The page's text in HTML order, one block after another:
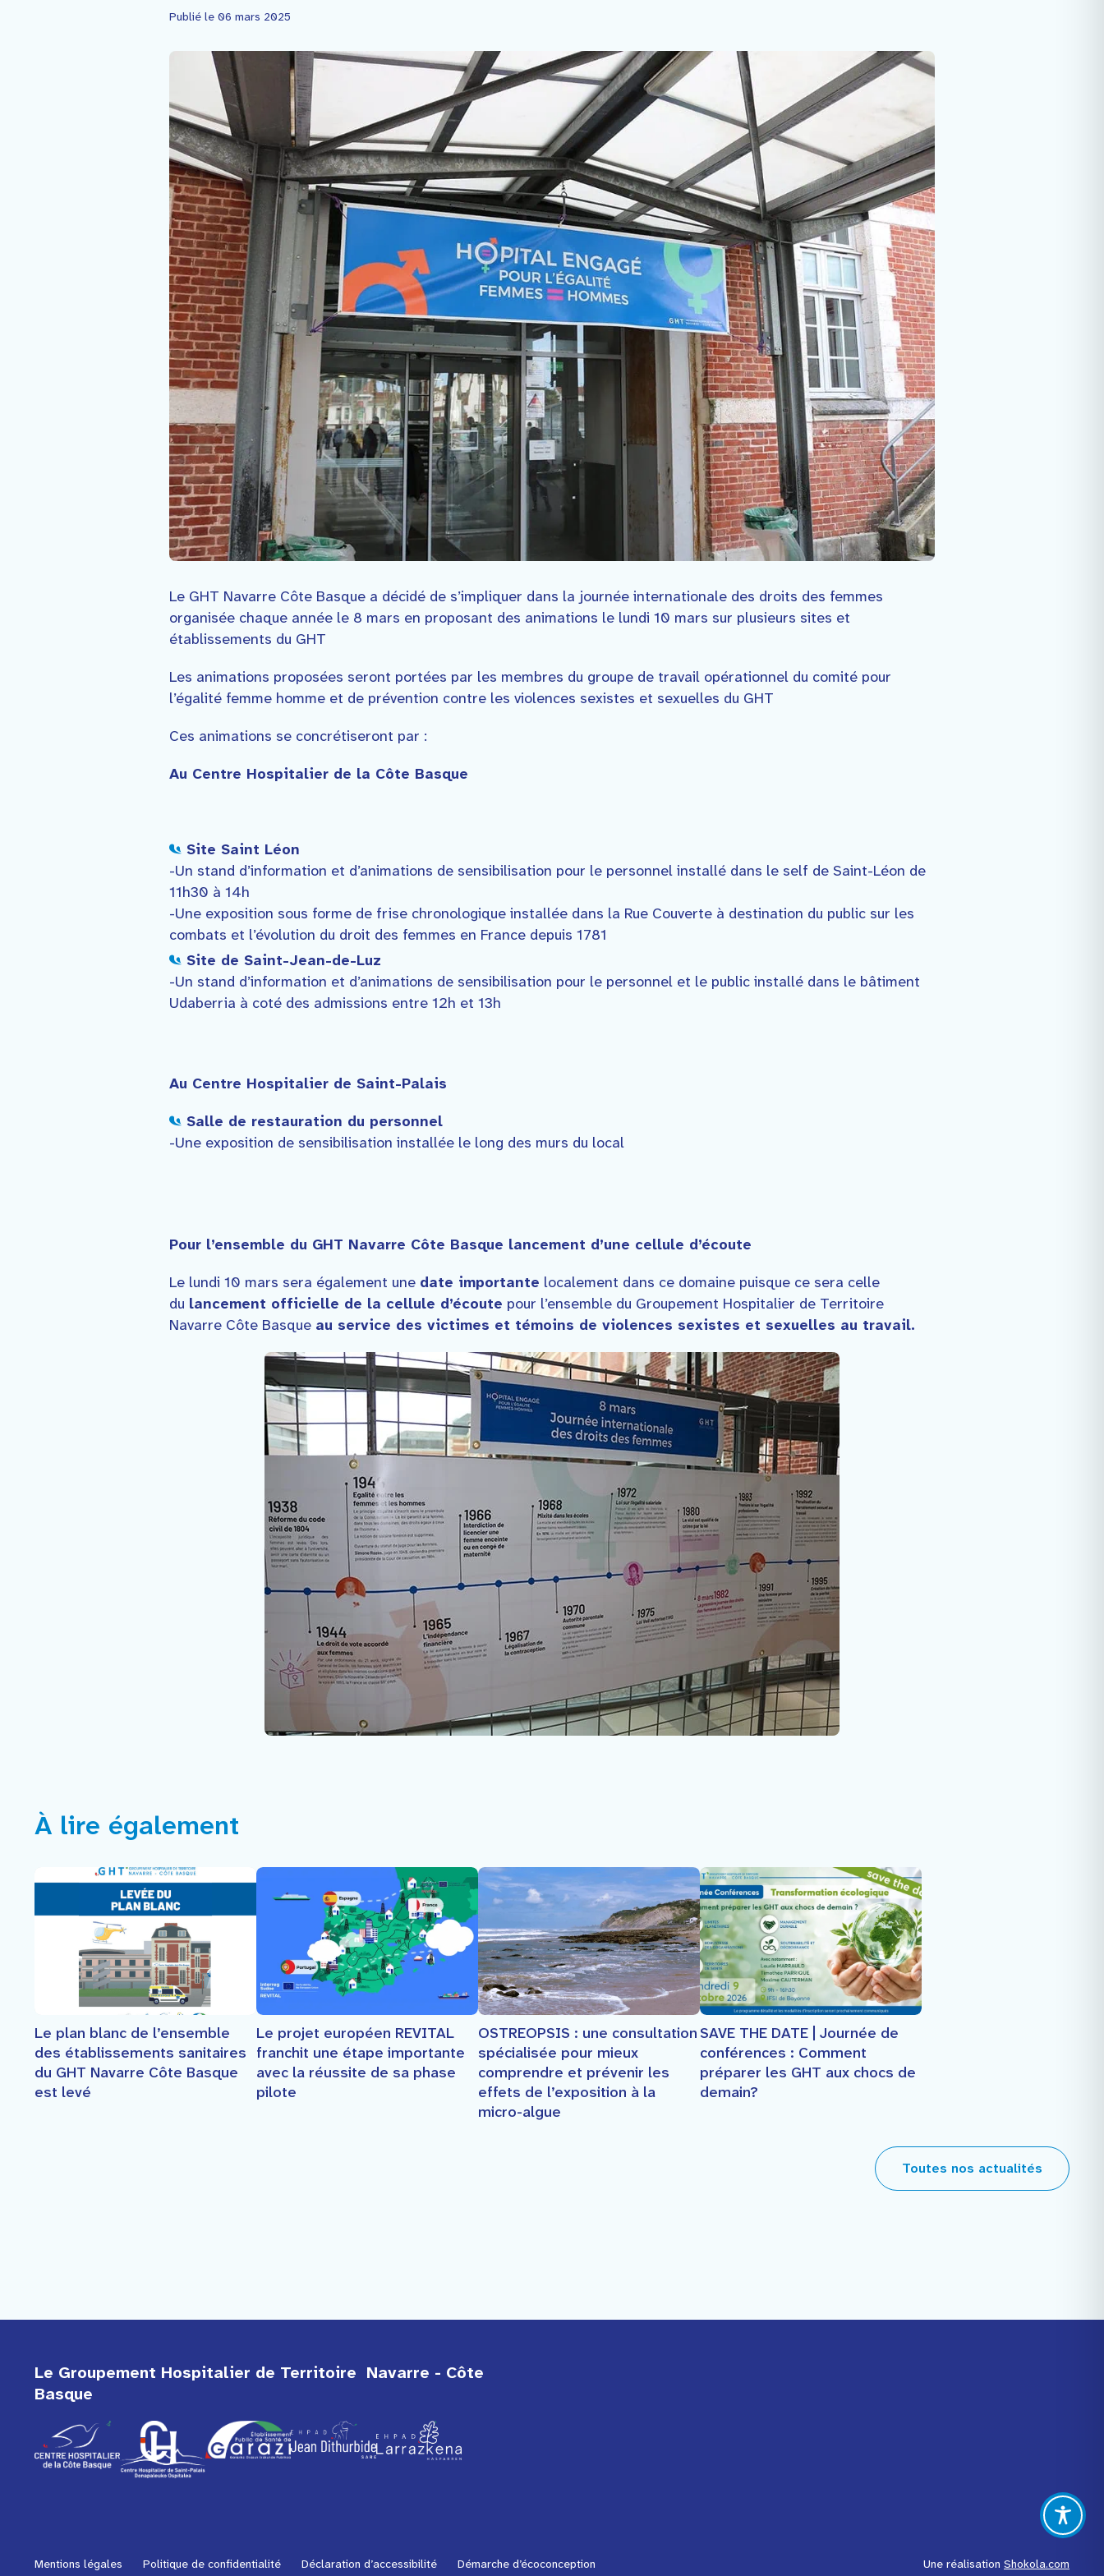
Publié le 06 mars 2025
Le GHT Navarre Côte Basque a décidé de s’impliquer dans la journée internationale des droits des femmes
organisée chaque année le 8 mars en proposant des animations le lundi 10 mars sur plusieurs sites et
établissements du GHT
Les animations proposées seront portées par les membres du groupe de travail opérationnel du comité pour
l’égalité femme homme et de prévention contre les violences sexistes et sexuelles du GHT​
Ces animations se concrétiseront par :
Au Centre Hospitalier de la Côte Basque
Site Saint Léon
-Un stand d’information et d’animations de sensibilisation pour le personnel installé dans le self de Saint-Léon de
11h30 à 14h
-Une exposition sous forme de frise chronologique installée dans la Rue Couverte à destination du public sur les
combats et l’évolution du droit des femmes en France depuis 1781
Site de Saint-Jean-de-Luz
-Un stand d’information et d’animations de sensibilisation pour le personnel et le public installé dans le bâtiment
Udaberria à coté des admissions entre 12h et 13h
Au Centre Hospitalier de Saint-Palais
Salle de restauration​ du personnel
-Une exposition de sensibilisation installée le long des murs du local
Pour l’ensemble du GHT Navarre Côte Basque lancement d’une cellule d’écoute
Le lundi 10 mars sera également une date importante localement dans ce domaine puisque ce sera celle
du lancement officielle de la cellule d’écoute pour l’ensemble du Groupement Hospitalier de Territoire
Navarre Côte Basque au service des victimes et témoins de violences sexistes et sexuelles au travail.
À lire également
Le plan blanc de l’ensemble
des établissements sanitaires
du GHT Navarre Côte Basque
est levé
Le projet européen REVITAL
franchit une étape importante
avec la réussite de sa phase
pilote
OSTREOPSIS : une consultation
spécialisée pour mieux
comprendre et prévenir les
effets de l’exposition à la
micro-algue
SAVE THE DATE | Journée de
conférences : Comment
préparer les GHT aux chocs de
demain?
Toutes nos actualités
Le Groupement Hospitalier de Territoire Navarre - Côte
Basque
Mentions légales Politique de confidentialité Déclaration d’accessibilité Démarche d’écoconception Une réalisation Shokola.com